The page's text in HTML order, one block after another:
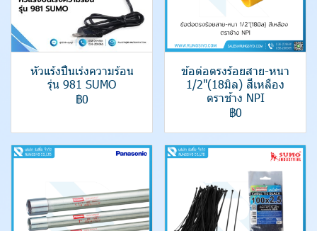
หัวแร้งปืนเร่งความร้อน
รุ่น 981 SUMO
฿0
ข้อต่อตรงร้อยสาย-หนา
1/2"(18มิล) สีเหลือง
ตราช้าง NPI
฿0